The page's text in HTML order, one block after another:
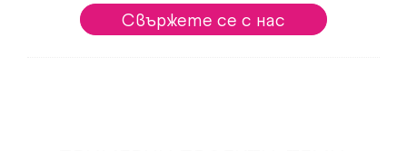
Свържете се с нас